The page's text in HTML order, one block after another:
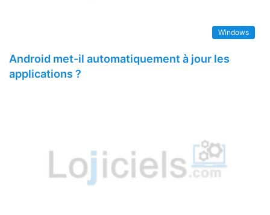
Windows
Android met-il automatiquement à jour les
applications ?